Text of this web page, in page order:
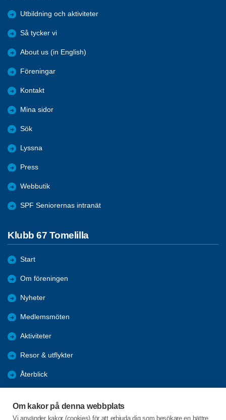
Om kakor på denna webbplats
Vi använder kakor (cookies) för att erbjuda dig som besökare en bättre
Utbildning och aktiviteter
Så tycker vi
About us (in English)
Föreningar
Kontakt
Mina sidor
Sök
Lyssna
Press
Webbutik
SPF Seniorernas intranät
Klubb 67 Tomelilla
Start
Om föreningen
Nyheter
Medlemsmöten
Aktiviteter
Resor & utflykter
Återblick
Bli medlem